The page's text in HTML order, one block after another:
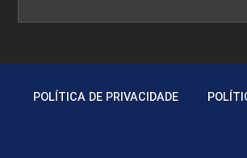
10h
POLÍTICA DE PRIVACIDADE